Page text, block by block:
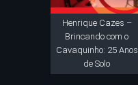
Henrique Cazes –
Brincando com o
Cavaquinho: 25 Anos
de Solo